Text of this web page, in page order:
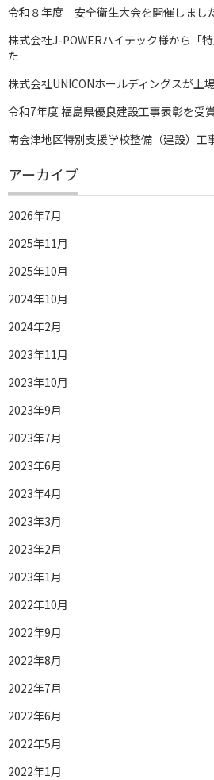
令和８年度 安全衛生大会を開催しまし
株式会社J-POWERハイテック様から「
た
株式会社UNICONホールディングスが上
令和7年度 福島県優良建設工事表彰を受
南会津地区特別支援学校整備（建設）工
アーカイブ
2026年7月
2025年11月
2025年10月
2024年10月
2024年2月
2023年11月
2023年10月
2023年9月
2023年7月
2023年6月
2023年4月
2023年3月
2023年2月
2023年1月
2022年10月
2022年9月
2022年8月
2022年7月
2022年6月
2022年5月
2022年1月